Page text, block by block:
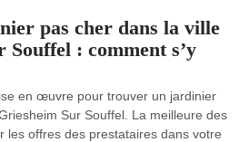
pas cher dans la ville
Souffel : comment s’y
en œuvre pour trouver un jardinier
Sur Souffel. La meilleure des
les offres des prestataires dans votre